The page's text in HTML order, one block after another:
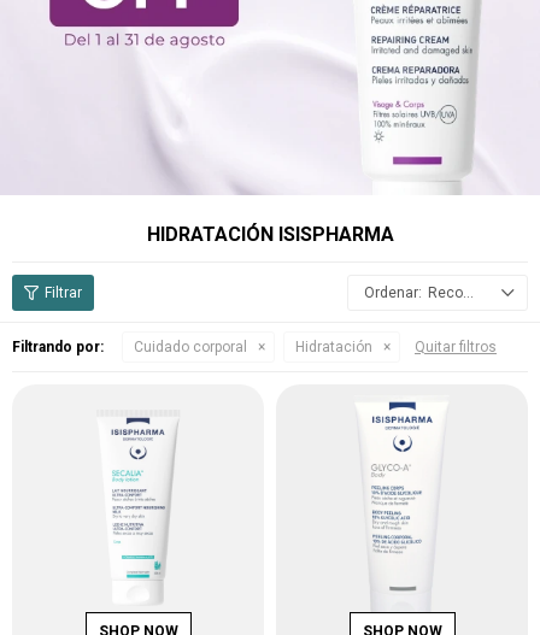
HIDRATACIÓN ISISPHARMA
Recomendados
Filtrando por: Cuidado corporal Hidratación Quitar filtros